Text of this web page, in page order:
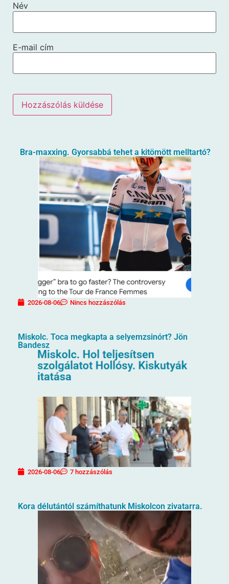
Név
E-mail cím
Bra-maxxing. Gyorsabbá tehet a kitömött melltartó?
2026-08-06 Nincs hozzászólás
Miskolc. Toca megkapta a selyemzsinórt? Jön
Bandesz
2026-08-06 7 hozzászólás
Kora délutántól számíthatunk Miskolcon zivatarra.